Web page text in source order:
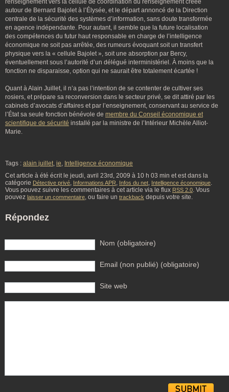
renseignement vers la cellule de coordination du renseignement créée
autour de Bernard Bajolet à l’Élysée, et le départ annoncé de la Direction
centrale de la sécurité des systèmes d’information, sans doute transformée
en agence indépendante. Pour autant, il semble que la future localisation
des compétences du futur haut responsable en charge de l’intelligence
économique ne soit pas arrêtée, des rumeurs évoquant soit un transfert
physique vers la « cellule Bajolet », soit une absorption par Bercy,
éventuellement sous l’autorité d’un délégué interministériel. À moins que la
fonction ne disparaisse, option qui ne saurait être totalement écartée !
Quant à Alain Juillet, il n’a pas l’intention de se contenter de cultiver ses
rosiers, et prépare sa reconversion dans le secteur privé, se dit attiré par les
cabinets d’avocats d’affaires et par l’enseignement, conservant au service de
l’État sa seule fonction bénévole de membre du Conseil économique et
scientifique de sécurité installé par la ministre de l’Intérieur Michèle Alliot-
Marie.
Tags : alain juillet, ie, Intelligence économique
Cet article à été écrit le jeudi, avril 23rd, 2009 à 10 h 03 min et est dans la
catégorie Détective privé, Informations APR, Infos du net, Intelligence économique.
Vous pouvez suivre les commentaires à cet article via le flux RSS 2.0. Vous
pouvez laisser un commentaire, ou faire un trackback depuis votre site.
Répondez
Nom (obligatoire)
Email (non publié) (obligatoire)
Site web